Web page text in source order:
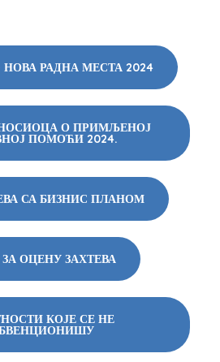
РАДНА МЕСТА 2024
О ПРИМЉЕНОЈ
ПОМОЋИ 2024.
СА БИЗНИС ПЛАНОМ
ОЦЕНУ ЗАХТЕВА
КОЈЕ СЕ НЕ